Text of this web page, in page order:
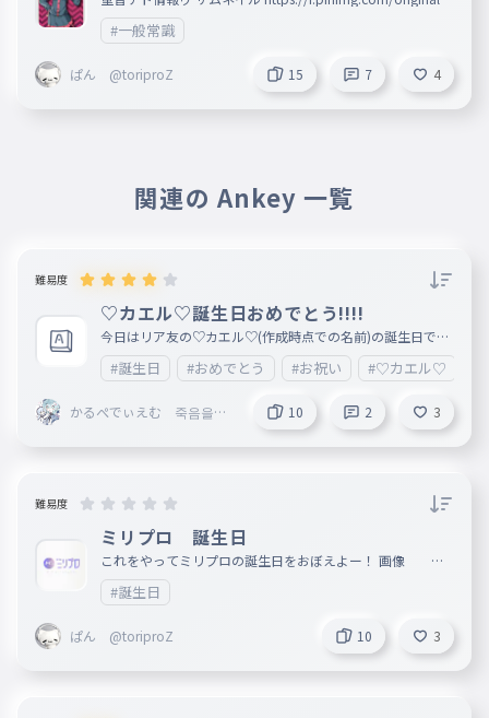
6a/21/46/6a2146c74e28087b21c5b0ee1d406c85.jpg
#一般常識
ぱん @toriproZ 15 7 4
関連の Ankey 一覧
難易度
♡カエル♡誕生日おめでとう!!!!
今日はリア友の♡カエル♡(作成時点での名前)の誕生日です!
! 祝うぞぉぉぉ!!!!!!
#誕生日 #おめでとう #お祝い #♡カエル♡
かるぺでぃえむ 죽음을잊
10 2 3
難易度
ミリプロ 誕生日
これをやってミリプロの誕生日をおぼえよー！ 画像
公式サイト
#誕生日
ぱん @toriproZ 10 3